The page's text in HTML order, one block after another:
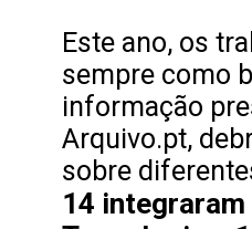
Este ano, os
sempre como
informação
Arquivo.pt,
sobre
14 integraram